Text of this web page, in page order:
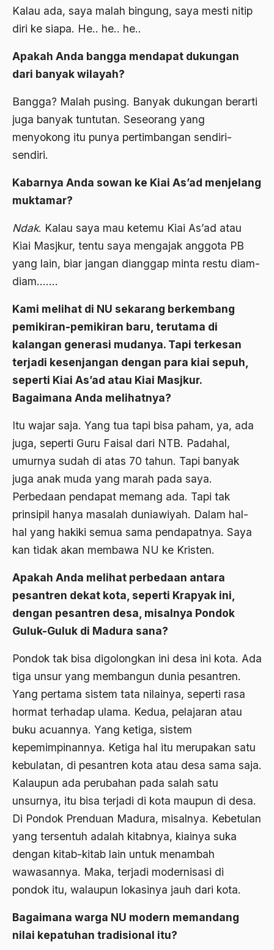
Kalau ada, saya malah bingung, saya mesti nitip
diri ke siapa. He.. he.. he..
Apakah Anda bangga mendapat dukungan
dari banyak wilayah?
Bangga? Malah pusing. Banyak dukungan berarti
juga banyak tuntutan. Seseorang yang
menyokong itu punya pertimbangan sendiri-
sendiri.
Kabarnya Anda sowan ke Kiai As’ad menjelang
muktamar?
Ndak. Kalau saya mau ketemu Kiai As’ad atau
Kiai Masjkur, tentu saya mengajak anggota PB
yang lain, biar jangan dianggap minta restu diam-
diam…….
Kami melihat di NU sekarang berkembang
pemikiran-pemikiran baru, terutama di
kalangan generasi mudanya. Tapi terkesan
terjadi kesenjangan dengan para kiai sepuh,
seperti Kiai As’ad atau Kiai Masjkur.
Bagaimana Anda melihatnya?
Itu wajar saja. Yang tua tapi bisa paham, ya, ada
juga, seperti Guru Faisal dari NTB. Padahal,
umurnya sudah di atas 70 tahun. Tapi banyak
juga anak muda yang marah pada saya.
Perbedaan pendapat memang ada. Tapi tak
prinsipil hanya masalah duniawiyah. Dalam hal-
hal yang hakiki semua sama pendapatnya. Saya
kan tidak akan membawa NU ke Kristen.
Apakah Anda melihat perbedaan antara
pesantren dekat kota, seperti Krapyak ini,
dengan pesantren desa, misalnya Pondok
Guluk-Guluk di Madura sana?
Pondok tak bisa digolongkan ini desa ini kota. Ada
tiga unsur yang membangun dunia pesantren.
Yang pertama sistem tata nilainya, seperti rasa
hormat terhadap ulama. Kedua, pelajaran atau
buku acuannya. Yang ketiga, sistem
kepemimpinannya. Ketiga hal itu merupakan satu
kebulatan, di pesantren kota atau desa sama saja.
Kalaupun ada perubahan pada salah satu
unsurnya, itu bisa terjadi di kota maupun di desa.
Di Pondok Prenduan Madura, misalnya. Kebetulan
yang tersentuh adalah kitabnya, kiainya suka
dengan kitab-kitab lain untuk menambah
wawasannya. Maka, terjadi modernisasi di
pondok itu, walaupun lokasinya jauh dari kota.
Bagaimana warga NU modern memandang
nilai kepatuhan tradisional itu?
1994
1993
1992
1991
1990
1989
1986
1984
1983
1982
1981
1980
1979
1978
1977
1976
1975
1973
1972
1971
Adagium
Adaptif Islam
adat
Adat dan Syari'at
Adat Ngada
Adat Pra-Islam
Adat Siri
Adil dan Makmur
Adipati Unus
Administrasi Negara
Adnan Buyung Nasution
Adu Pinalti
Advisors
Aera-Europa
Afganistan
Afrika
agama
Agama & Negara
Agama Asli Indonesia
Agama dan Negara
Agama dan negaraa
Agama dan Pemerintah
Agama dan Praktis
Agama Demokrasi
Agama di Asia
agama elitis
Agama Inovasi
Agama Islam
Agama Terang
Agamawan
Agenda Nasional
Agraria